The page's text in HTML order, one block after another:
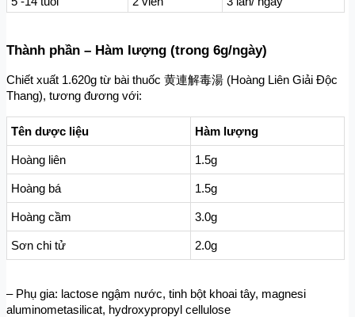
Thành phần – Hàm lượng (trong 6g/ngày)
Chiết xuất 1.620g từ bài thuốc 黄連解毒湯 (Hoàng Liên Giải Độc
Thang), tương đương với:
Tên dược liệu Hàm lượng
Hoàng liên 1.5g
Hoàng bá 1.5g
Hoàng cầm 3.0g
Sơn chi tử 2.0g
– Phụ gia: lactose ngậm nước, tinh bột khoai tây, magnesi
aluminometasilicat, hydroxypropyl cellulose